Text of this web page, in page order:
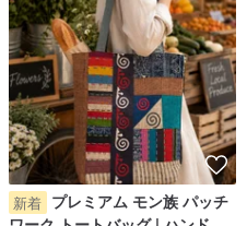
新着 プレミアム モン族 パッチ